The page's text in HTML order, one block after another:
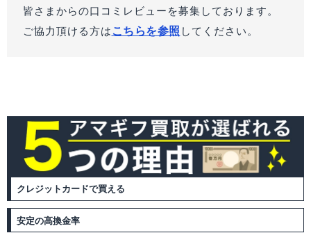
皆さまからの口コミレビューを募集しております。
ご協力頂ける方はこちらを参照 してください。
クレジットカードで買える
安定の高換金率